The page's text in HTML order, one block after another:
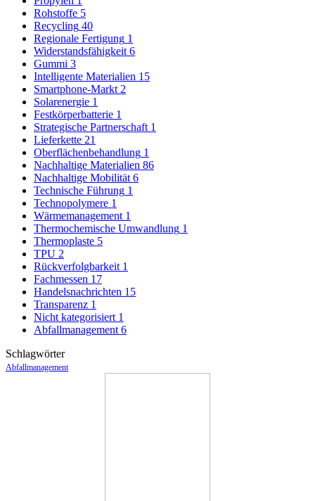
Rohstoffe 5
Recycling 40
Regionale Fertigung 1
Widerstandsfähigkeit 6
Gummi 3
Intelligente Materialien 15
Smartphone-Markt 2
Solarenergie 1
Festkörperbatterie 1
Strategische Partnerschaft 1
Lieferkette 21
Oberflächenbehandlung 1
Nachhaltige Materialien 86
Nachhaltige Mobilität 6
Technische Führung 1
Technopolymere 1
Wärmemanagement 1
Thermochemische Umwandlung 1
Thermoplaste 5
TPU 2
Rückverfolgbarkeit 1
Fachmessen 17
Handelsnachrichten 15
Transparenz 1
Nicht kategorisiert 1
Abfallmanagement 6
Schlagwörter
Abfallmanagement